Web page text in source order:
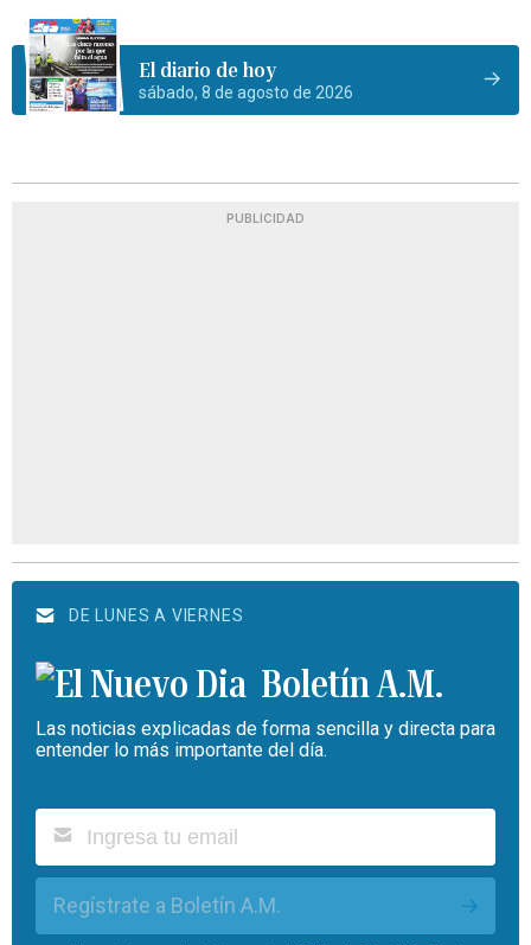
El diario de hoy
sábado, 8 de agosto de 2026
PUBLICIDAD
DE LUNES A VIERNES
Boletín A.M.
Las noticias explicadas de forma sencilla y directa para
entender lo más importante del día.
Regístrate a Boletín A.M.